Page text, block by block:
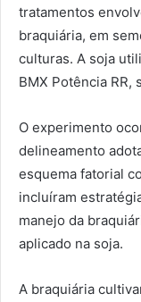
tratamentos
braquiária, em
culturas. A soja
BMX Potência RR,
O experimento
delineamento
esquema fatorial
incluíram
manejo da
aplicado na soja.
A braquiária